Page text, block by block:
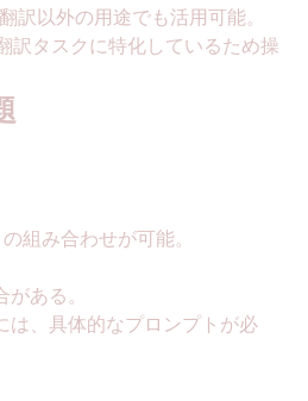
訳以外の用途でも活用可能。
訳タスクに特化しているため操
組み合わせが可能。
ある。
は、具体的なプロンプトが必